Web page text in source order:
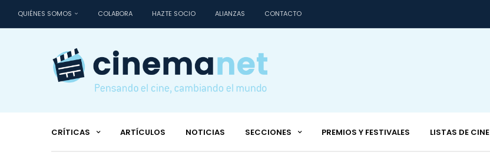
QUIÉNES SOMOS COLABORA HAZTE SOCIO ALIANZAS CONTACTO
CRÍTICAS ARTÍCULOS NOTICIAS SECCIONES PREMIOS Y FESTIVALES LISTAS DE CINE